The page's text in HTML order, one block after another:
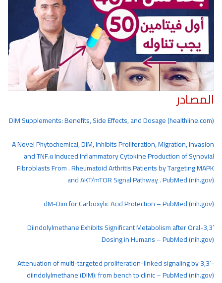
المصادر
DIM Supplements: Benefits, Side Effects, and Dosage (healthline.com)
A Novel Phytochemical, DIM, Inhibits Proliferation, Migration, Invasion
and TNF.α Induced Inflammatory Cytokine Production of Synovial
Fibroblasts From .Rheumatoid Arthritis Patients by Targeting MAPK
and AKT/mTOR Signal Pathway . PubMed (nih.gov)
dM-Dim for Carboxylic Acid Protection – PubMed (nih.gov)
3,3′-Diindolylmethane Exhibits Significant Metabolism after Oral
Dosing in Humans – PubMed (nih.gov)
Attenuation of multi-targeted proliferation-linked signaling by 3,3′-
diindolylmethane (DIM): from bench to clinic – PubMed (nih.gov)